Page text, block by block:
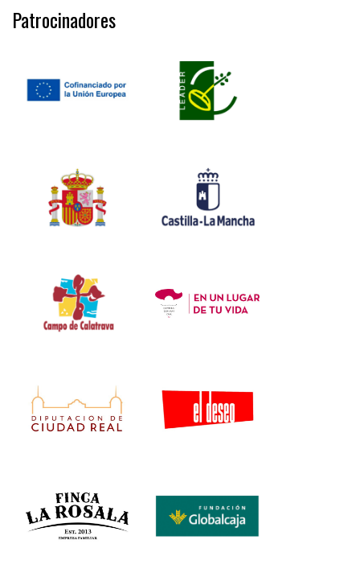
Patrocinadores